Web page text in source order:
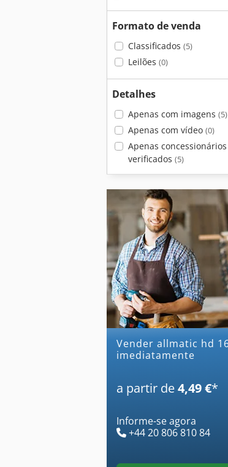
Formato de venda
Classificados (5)
Leilões (0)
Detalhes
Apenas com imagens (5)
Apenas com vídeo (0)
Apenas concessionários
verificados (5)
Vender allmatic hd 160
imediatamente
a partir de4,49 €*
Informe-se agora
+44 20 806 810 84